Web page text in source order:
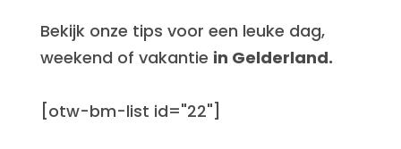
Bekijk onze tips voor een leuke dag,
weekend of vakantie in Gelderland.
[otw-bm-list id="22"]